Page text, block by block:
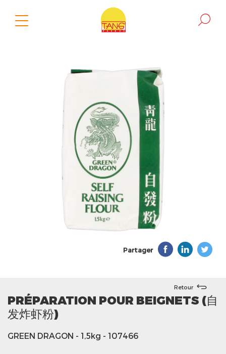
Partager
Retour
PRÉPARATION POUR BEIGNETS (自
发炸虾粉)
GREEN DRAGON - 1,5kg - 107466